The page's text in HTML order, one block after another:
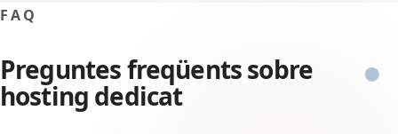
FAQ
Preguntes freqüents sobre
hosting dedicat